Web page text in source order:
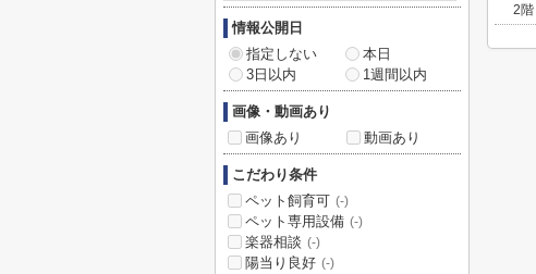
2階
情報公開日
指定しない
本日
3日以内
1週間以内
画像・動画あり
画像あり
動画あり
こだわり条件
ペット飼育可 (-)
ペット専用設備 (-)
楽器相談 (-)
陽当り良好 (-)